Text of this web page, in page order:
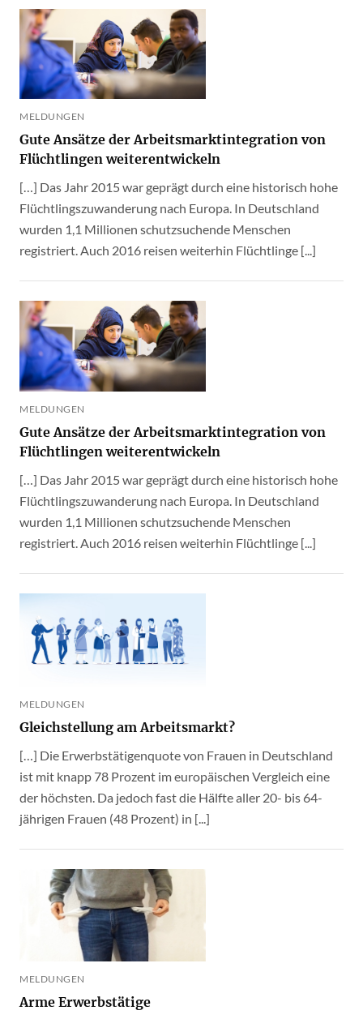
MELDUNGEN
Gute Ansätze der Arbeitsmarktintegration von
Flüchtlingen weiterentwickeln
[…] Das Jahr 2015 war geprägt durch eine historisch hohe
Flüchtlingszuwanderung nach Europa. In Deutschland
wurden 1,1 Millionen schutzsuchende Menschen
registriert. Auch 2016 reisen weiterhin Flüchtlinge [...]
MELDUNGEN
Gute Ansätze der Arbeitsmarktintegration von
Flüchtlingen weiterentwickeln
[…] Das Jahr 2015 war geprägt durch eine historisch hohe
Flüchtlingszuwanderung nach Europa. In Deutschland
wurden 1,1 Millionen schutzsuchende Menschen
registriert. Auch 2016 reisen weiterhin Flüchtlinge [...]
MELDUNGEN
Gleichstellung am Arbeitsmarkt?
[…] Die Erwerbstätigenquote von Frauen in Deutschland
ist mit knapp 78 Prozent im europäischen Vergleich eine
der höchsten. Da jedoch fast die Hälfte aller 20- bis 64-
jährigen Frauen (48 Prozent) in [...]
MELDUNGEN
Arme Erwerbstätige